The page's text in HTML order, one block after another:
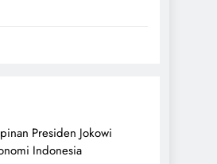
Presiden Jokowi
Indonesia